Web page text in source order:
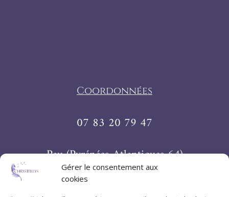
Gérer le consentement aux
cookies
Coordonnées
07 83 20 79 47
Pau (Pyrénées-Atlantiques 64)